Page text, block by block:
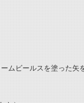
ムビールスを塗った矢